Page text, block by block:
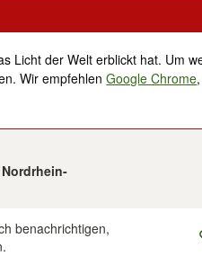
Licht der Welt erblickt hat. Um
Wir empfehlenGoogle Chrome,
benachrichtigen,